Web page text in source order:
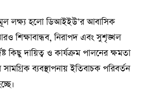
লক্ষ্য হলো ডিআইইউ’র আবাসিক
শিক্ষাবান্ধব, নিরাপদ এবং সুশৃঙ্খল
কিছু দায়িত্ব ও কার্যক্রম পালনের ক্ষমতা
ব্যবস্থাপনায় ইতিবাচক পরিবর্তন